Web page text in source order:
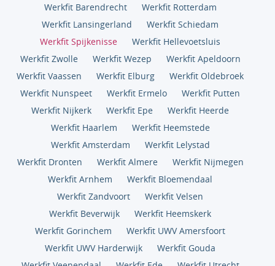
Werkfit Barendrecht
Werkfit Rotterdam
Werkfit Lansingerland
Werkfit Schiedam
Werkfit Spijkenisse
Werkfit Hellevoetsluis
Werkfit Zwolle
Werkfit Wezep
Werkfit Apeldoorn
Werkfit Vaassen
Werkfit Elburg
Werkfit Oldebroek
Werkfit Nunspeet
Werkfit Ermelo
Werkfit Putten
Werkfit Nijkerk
Werkfit Epe
Werkfit Heerde
Werkfit Haarlem
Werkfit Heemstede
Werkfit Amsterdam
Werkfit Lelystad
Werkfit Dronten
Werkfit Almere
Werkfit Nijmegen
Werkfit Arnhem
Werkfit Bloemendaal
Werkfit Zandvoort
Werkfit Velsen
Werkfit Beverwijk
Werkfit Heemskerk
Werkfit Gorinchem
Werkfit UWV Amersfoort
Werkfit UWV Harderwijk
Werkfit Gouda